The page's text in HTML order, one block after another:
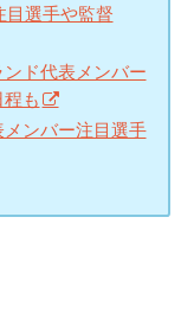
選手や監督
ド代表メンバー
も
ンバー注目選手